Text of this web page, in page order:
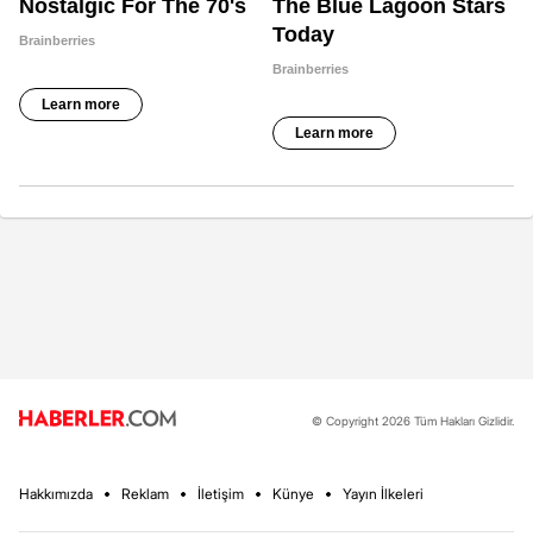
© Copyright 2026 Tüm Hakları Gizlidir.
Hakkımızda Reklam İletişim Künye Yayın İlkeleri